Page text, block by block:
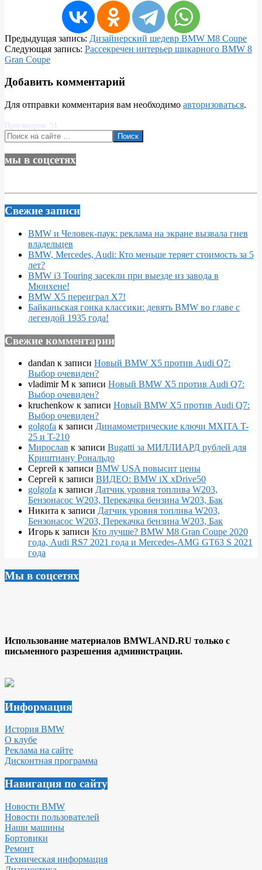
2019-
06-
12
Предыдущая запись: Дизайнерский шедевр BMW M8 Coupe
Следующая запись: Рассекречен интерьер шикарного BMW 8
Gran Coupe
Добавить комментарий
Для отправки комментария вам необходимо авторизоваться.
Просмотров: 51
Поиск
мы в соцсетях
Свежие записи
BMW и Человек-паук: реклама на экране вызвала гнев
владельцев
BMW, Mercedes, Audi: Кто меньше теряет стоимость за 5
лет?
BMW i3 Touring засекли при выезде из завода в
Мюнхене!
BMW X5 переиграл X7!
Байканьская гонка классики: девять BMW во главе с
легендой 1935 года!
Свежие комментарии
dandan к записи Новый BMW X5 против Audi Q7:
Выбор очевиден?
vladimir M к записи Новый BMW X5 против Audi Q7:
Выбор очевиден?
kruchenkow к записи Новый BMW X5 против Audi Q7:
Выбор очевиден?
golgofa к записи Динамометрические ключи MXITA T-
25 и T-210
Мирослав к записи Bugatti за МИЛЛИАРД рублей для
Криштиану Рональдо
Сергей к записи BMW USA повысит цены
Сергей к записи ВИДЕО: BMW iX xDrive50
golgofa к записи Датчик уровня топлива W203,
Бензонасос W203, Перекачка бензина W203, Бак
Никита к записи Датчик уровня топлива W203,
Бензонасос W203, Перекачка бензина W203, Бак
Игорь к записи Кто лучше? BMW M8 Gran Coupe 2020
года, Audi RS7 2021 года и Mercedes-AMG GT63 S 2021
года
Мы в соцсетях
Использование материалов BMWLAND.RU только с
письменного разрешения администрации.
Информация
История BMW
О клубе
Реклама на сайте
Дисконтная программа
Навигация по сайту
Новости BMW
Новости пользователей
Наши машины
Бортовики
Ремонт
Техническая информация